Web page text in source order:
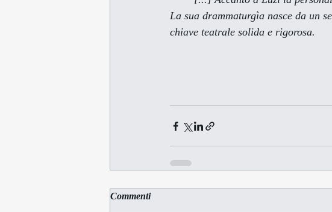
La sua drammaturgìa nasce da un
chiave teatrale solida e rigorosa.
Commenti